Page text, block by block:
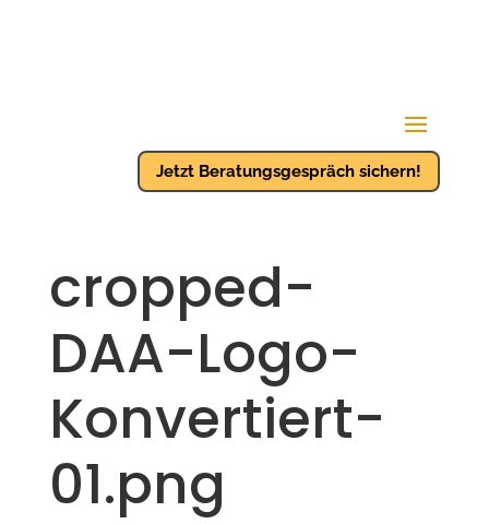
Jetzt Beratungsgespräch sichern!
cropped-
DAA-Logo-
Konvertiert-
01.png